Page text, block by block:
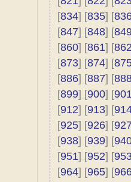
[834] [835] [
[847] [848] [
[860] [861] [
[873] [874] [
[886] [887] [
[899] [900] [
[912] [913] [
[925] [926] [
[938] [939] [
[951] [952] [
[964] [965] [